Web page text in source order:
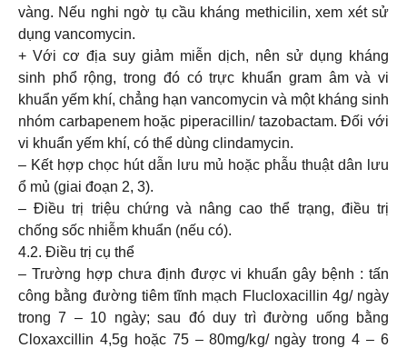
vàng. Nếu nghi ngờ tụ cầu kháng methicilin, xem xét sử
dụng vancomycin.
+ Với cơ địa suy giảm miễn dịch, nên sử dụng kháng
sinh phổ rộng, trong đó có trực khuẩn gram âm và vi
khuẩn yếm khí, chẳng hạn vancomycin và một kháng sinh
nhóm carbapenem hoặc piperacillin/ tazobactam. Đối với
vi khuẩn yếm khí, có thể dùng clindamycin.
– Kết hợp chọc hút dẫn lưu mủ hoặc phẫu thuật dân lưu
ổ mủ (giai đoạn 2, 3).
– Điều trị triệu chứng và nâng cao thể trạng, điều trị
chống sốc nhiễm khuẩn (nếu có).
4.2. Điều trị cụ thể
– Trường hợp chưa định được vi khuẩn gây bệnh : tấn
công bằng đường tiêm tĩnh mạch Flucloxacillin 4g/ ngày
trong 7 – 10 ngày; sau đó duy trì đường uống bằng
Cloxaxcillin 4,5g hoặc 75 – 80mg/kg/ ngày trong 4 – 6